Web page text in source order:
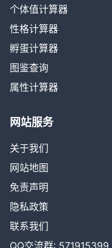
个体值计算器
性格计算器
孵蛋计算器
图鉴查询
属性计算器
网站服务
关于我们
网站地图
免责声明
隐私政策
联系我们
QQ交流群: 571915399